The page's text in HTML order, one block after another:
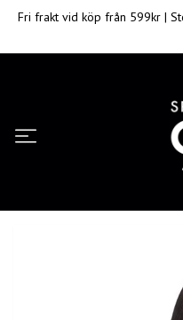
Fri frakt vid köp från 599kr |